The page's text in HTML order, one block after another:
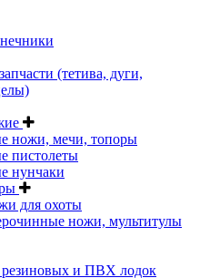
(тетива, дуги,
ножи, мечи, топоры
пистолеты
нунчаки
для охоты
ножи, мультитулы
резиновых и ПВХ лодок